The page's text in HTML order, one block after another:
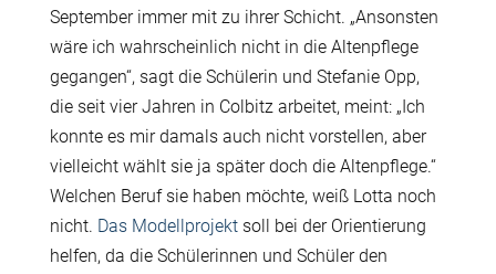
September immer mit zu ihrer Schicht. „Ansonsten
wäre ich wahrscheinlich nicht in die Altenpflege
gegangen“, sagt die Schülerin und Stefanie Opp,
die seit vier Jahren in Colbitz arbeitet, meint: „Ich
konnte es mir damals auch nicht vorstellen, aber
vielleicht wählt sie ja später doch die Altenpflege.“
Welchen Beruf sie haben möchte, weiß Lotta noch
nicht. Das Modellprojektsoll bei der Orientierung
helfen, da die Schülerinnen und Schüler den